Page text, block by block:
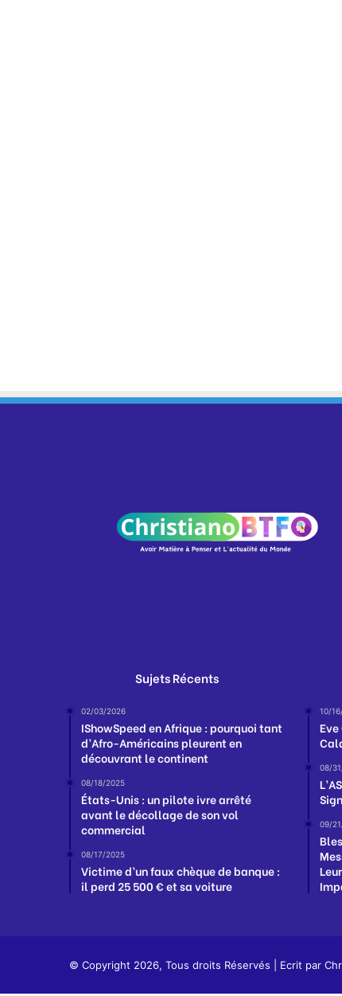
Sujets Récents
02/03/2026
IShowSpeed en Afrique : pourquoi tant
d’Afro-Américains pleurent en
découvrant le continent
08/18/2025
États-Unis : un pilote ivre arrêté
avant le décollage de son vol
commercial
08/17/2025
Victime d’un faux chèque de banque :
il perd 25 500 € et sa voiture
10/
08/
09/
© Copyright 2026, Tous droits Réservés | Ecrit par